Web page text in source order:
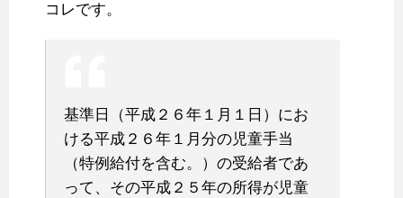
コレです。
基準日（平成２６年１月１日）にお
ける平成２６年１月分の児童手当
（特例給付を含む。）の受給者であ
って、その平成２５年の所得が児童